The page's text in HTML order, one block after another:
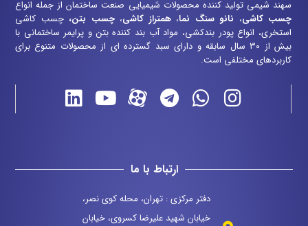
سهند شیمی تولید کننده محصولات شیمیایی صنعت ساختمان از جمله انواع
چسب کاشی، نانو سنگ نما، همتراز کاشی،چسب بتن، چسب کاشی
استخری، انواع پودر بندکشی، مواد آب بند کننده بتن و پرایمر ساختمانی با
بیش از ۳۰ سال سابقه و دارای سبد گسترده ای از محصولات متنوع برای
کاربردهای مختلفی است.
ارتباط با ما
دفتر مرکزی : تهران، محله کوی نصر،
خیابان شهید علیرضا کسروی، خیابان